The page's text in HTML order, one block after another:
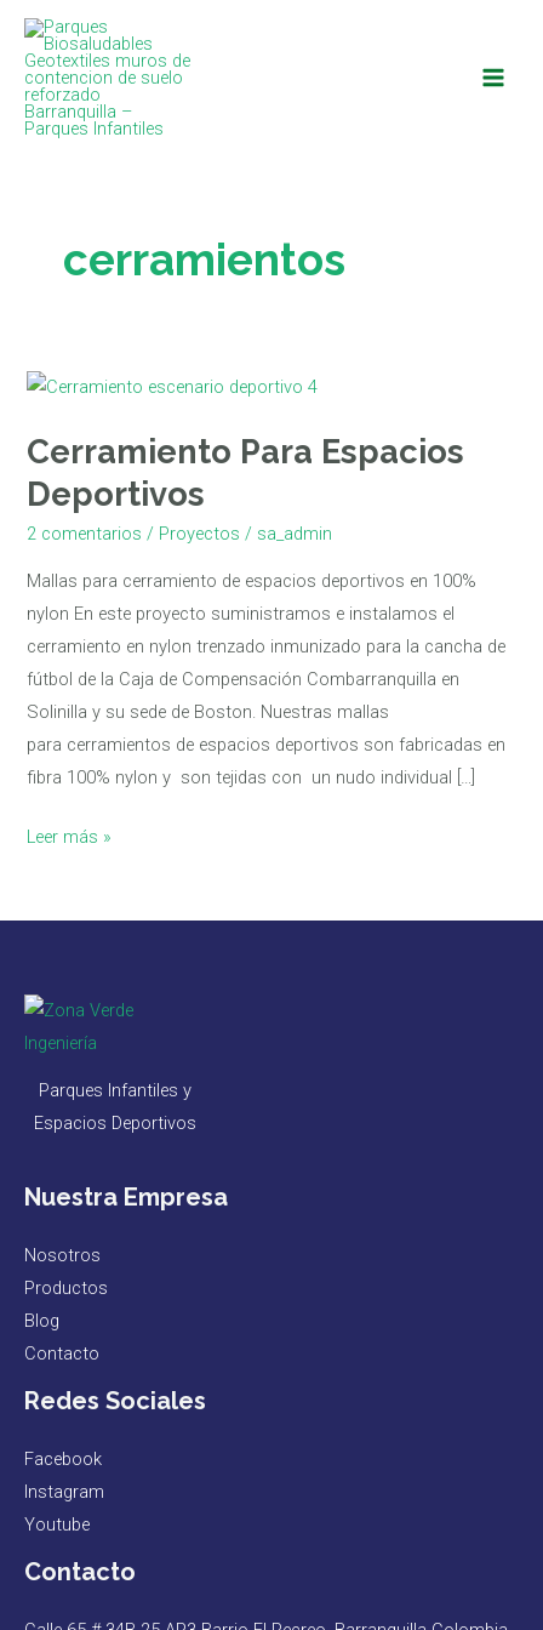
contenido
cerramientos
Cerramiento Para Espacios
Deportivos
2 comentarios / Proyectos / sa_admin
Mallas para cerramiento de espacios deportivos en 100%
nylon En este proyecto suministramos e instalamos el
cerramiento en nylon trenzado inmunizado para la cancha de
fútbol de la Caja de Compensación Combarranquilla en
Solinilla y su sede de Boston. Nuestras mallas
para cerramientos de espacios deportivos son fabricadas en
fibra 100% nylon y son tejidas con un nudo individual […]
Cerramiento
Espacios
Deportivos
Leer más »
Parques Infantiles y
Espacios Deportivos
Nuestra Empresa
Nosotros
Productos
Blog
Contacto
Redes Sociales
Facebook
Instagram
Youtube
Contacto